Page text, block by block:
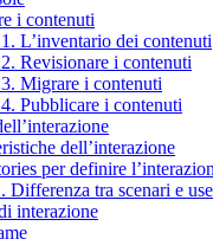
i contenuti
L’inventario dei contenuti
Revisionare i contenuti
Migrare i contenuti
Pubblicare i contenuti
dell’interazione
per definire
Differenza tra scenari e
interazione